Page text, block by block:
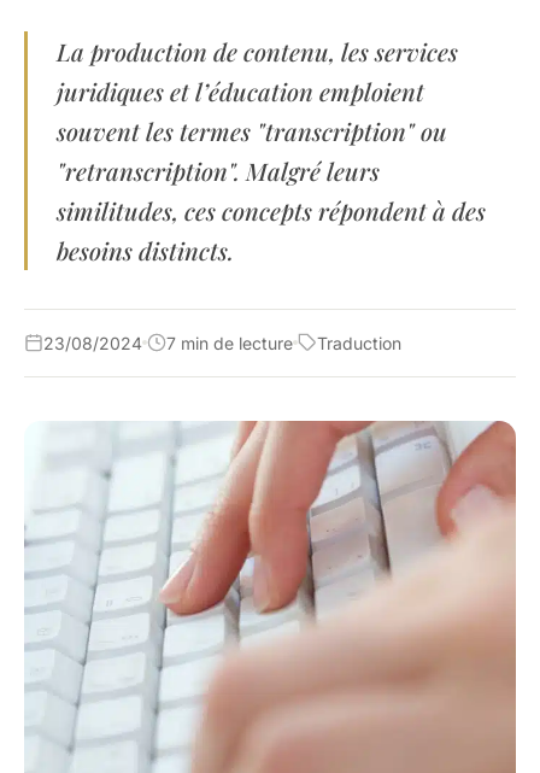
La production de contenu, les services
juridiques et l’éducation emploient
souvent les termes "transcription" ou
"retranscription". Malgré leurs
similitudes, ces concepts répondent à des
besoins distincts.
23/08/2024 7 min de lecture Traduction